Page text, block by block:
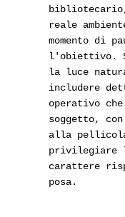
reale
momento di
l'obiettivo.
la luce
includere
operativo
soggetto,
alla
privilegiare
carattere
posa.